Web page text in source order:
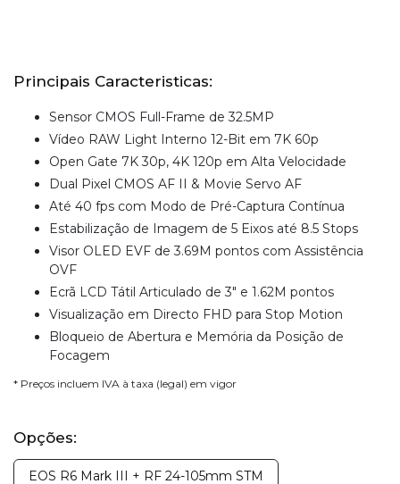
Principais Caracteristicas:
Sensor CMOS Full-Frame de 32.5MP
Vídeo RAW Light Interno 12-Bit em 7K 60p
Open Gate 7K 30p, 4K 120p em Alta Velocidade
Dual Pixel CMOS AF II & Movie Servo AF
Até 40 fps com Modo de Pré-Captura Contínua
Estabilização de Imagem de 5 Eixos até 8.5 Stops
Visor OLED EVF de 3.69M pontos com Assistência
OVF
Ecrã LCD Tátil Articulado de 3" e 1.62M pontos
Visualização em Directo FHD para Stop Motion
Bloqueio de Abertura e Memória da Posição de
Focagem
* Preços incluem IVA à taxa (legal) em vigor
Opções:
EOS R6 Mark III + RF 24-105mm STM